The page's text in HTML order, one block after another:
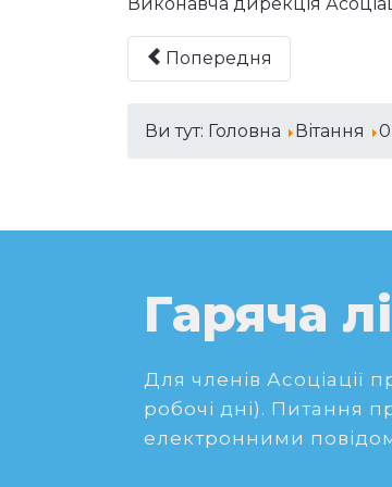
Попередня
Ви тут: Головна Вітання
Гаряча
Для членів Асоціації
робочі дні). Питання
електронними